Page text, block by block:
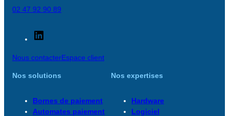
02 47 92 90 89
Nous contacterEspace client
Nos solutions
Bornes de paiement
Automates paiement
Nos expertises
Hardware
Logiciel